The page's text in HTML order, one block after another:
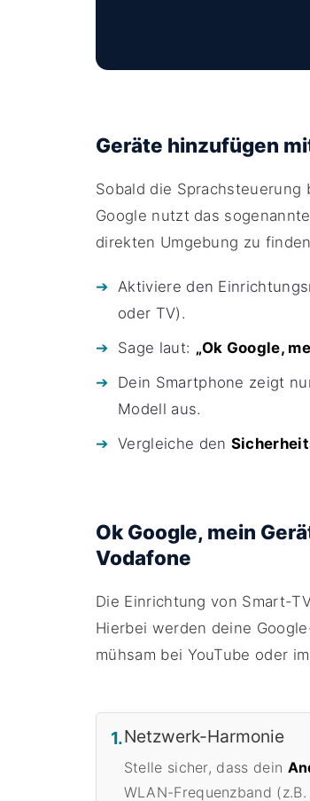
Geräte hinzufügen
Sobald die
Google nutzt das sogenannte
direkten Umgebung zu
Aktiviere den
oder TV).
Sage laut: „Ok Google,
Dein Smartphone zeigt
Modell aus.
Vergleiche den
Ok Google, mein
Vodafone
Die Einrichtung von Smart-
Hierbei werden deine
mühsam bei YouTube oder
1.Netzwerk-Harmonie
Stelle sicher, dass dein
WLAN-Frequenzband